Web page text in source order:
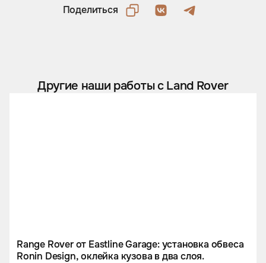
Поделиться
Другие наши работы с Land Rover
Range Rover от Eastline Garage: установка обвеса
Ronin Design, оклейка кузова в два слоя.